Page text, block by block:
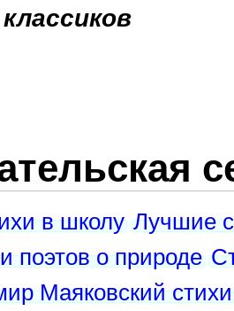
в школу Лучшие
поэтов о природе
Маяковский стихи